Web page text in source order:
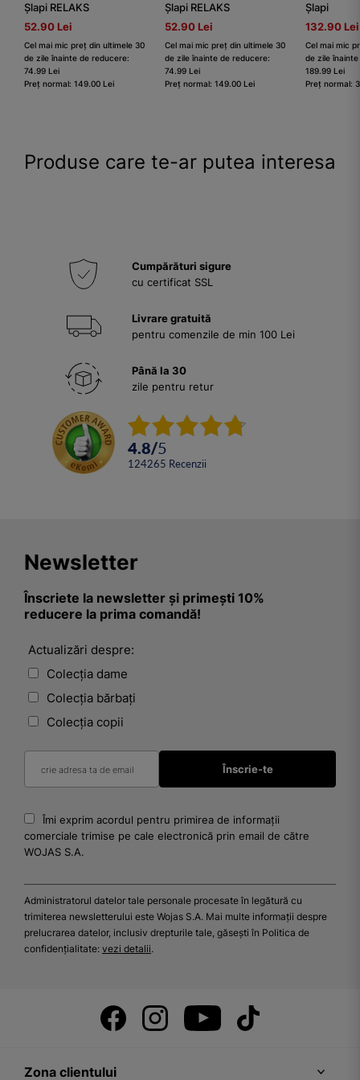
Șlapi RELAKS
52.90 Lei
Cel mai mic preț din ultimele 30
de zile înainte de reducere:
74.99 Lei
Preț normal: 149.00 Lei
Șlapi RELAKS
52.90 Lei
Cel mai mic preț din ultimele 30
de zile înainte de reducere:
74.99 Lei
Preț normal: 149.00 Lei
Șlapi
132.90 Lei
Cel mai mic
de zile
189.99 Lei
Preț normal:
Produse care te-ar putea interesa
Cumpărături sigure
cu certificat SSL
Livrare gratuită
pentru comenzile de min 100 Lei
Până la 30
zile pentru retur
4.8/5
124265 Recenzii
Newsletter
Înscriete la newsletter și primești 10%
reducere la prima comandă!
Actualizări despre:
Colecția dame
Colecția bărbați
Colecția copii
Îmi exprim acordul pentru primirea de informații
comerciale trimise pe cale electronică prin email de către
WOJAS S.A.
Administratorul datelor tale personale procesate în legătură cu
trimiterea newsletterului este Wojas S.A. Mai multe informații despre
prelucrarea datelor, inclusiv drepturile tale, găsești în Politica de
confidențialitate: vezi detalii.
Zona clientului